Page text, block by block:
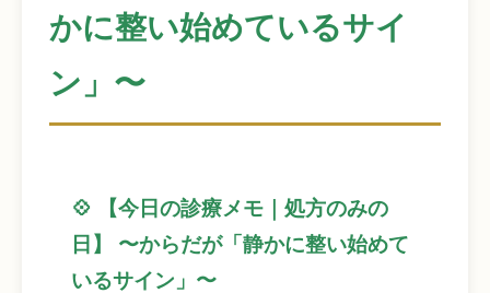
かに整い始めているサイ
ン」〜
💠 【今日の診療メモ｜処方のみの
日】 〜からだが「静かに整い始めて
いるサイン」〜